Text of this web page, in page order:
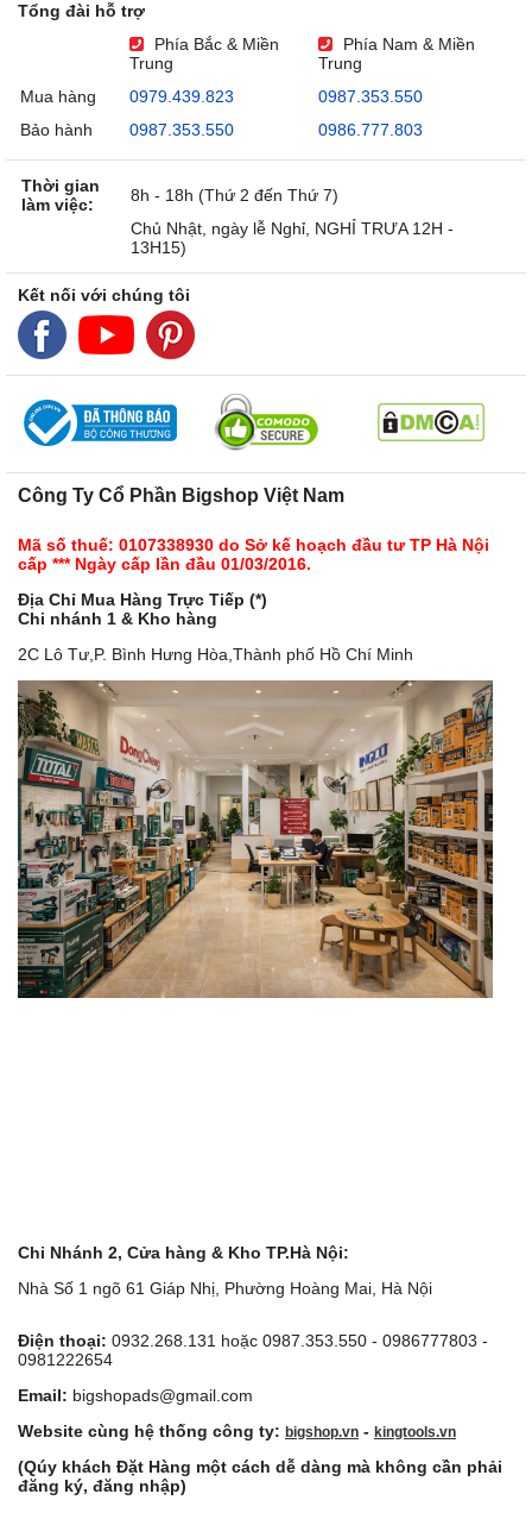
Tổng đài hỗ trợ
Phía Bắc & Miền
Trung
Phía Nam & Miền
Trung
Mua hàng
0979.439.823
0987.353.550
Bảo hành
0987.353.550 0986.777.803
Thời gian
làm việc:
8h - 18h (Thứ 2 đến Thứ 7)
Chủ Nhật, ngày lễ Nghỉ, NGHỈ TRƯA 12H -
13H15)
Kết nối với chúng tôi
Công Ty Cổ Phần Bigshop Việt Nam
Mã số thuế: 0107338930 do Sở kế hoạch đầu tư TP Hà Nội
cấp *** Ngày cấp lần đầu 01/03/2016.
Địa Chỉ Mua Hàng Trực Tiếp (*)
Chi nhánh 1 & Kho hàng
2C Lô Tư,P. Bình Hưng Hòa,Thành phố Hồ Chí Minh
Chi Nhánh 2, Cửa hàng & Kho TP.Hà Nội:
Nhà Số 1 ngõ 61 Giáp Nhị, Phường Hoàng Mai, Hà Nội
Điện thoại: 0932.268.131 hoặc 0987.353.550 - 0986777803 -
0981222654
Email: bigshopads@gmail.com
Website cùng hệ thống công ty: bigshop.vn - kingtools.vn
(Qúy khách Đặt Hàng một cách dễ dàng mà không cần phải
đăng ký, đăng nhập)